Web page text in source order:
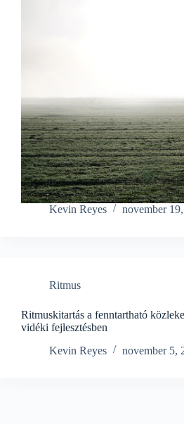
Kevin Reyes november
Ritmus
Ritmuskitartás a fenntartható
vidéki fejlesztésben
Kevin Reyes
november 5,